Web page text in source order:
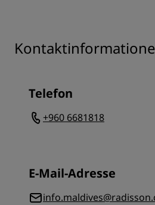
Telefon
+960 6681818
E-Mail-Adresse